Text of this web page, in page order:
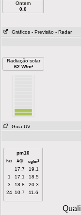
Ontem
0.0
Gráficos - Previsão - Radar
Radiação solar
62 W/m²
Guia UV
pm10
hrs AQI ug/m3
17.7
19.1
1
17.1
18.5
3
18.8
20.3
24 10.7 11.6